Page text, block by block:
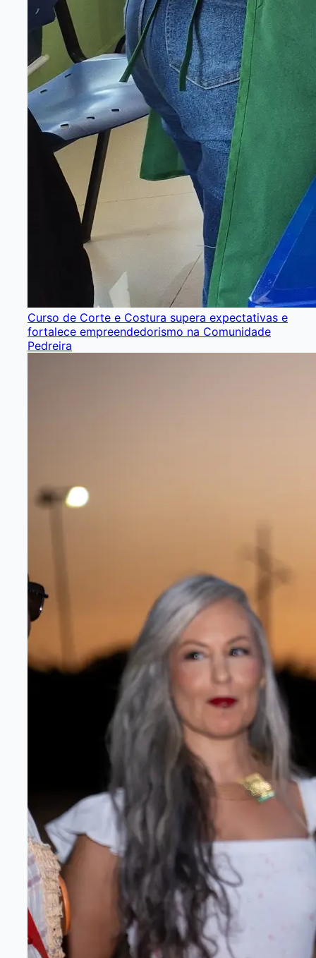
Curso de Corte e Costura supera expectativas e
fortalece empreendedorismo na Comunidade
Pedreira